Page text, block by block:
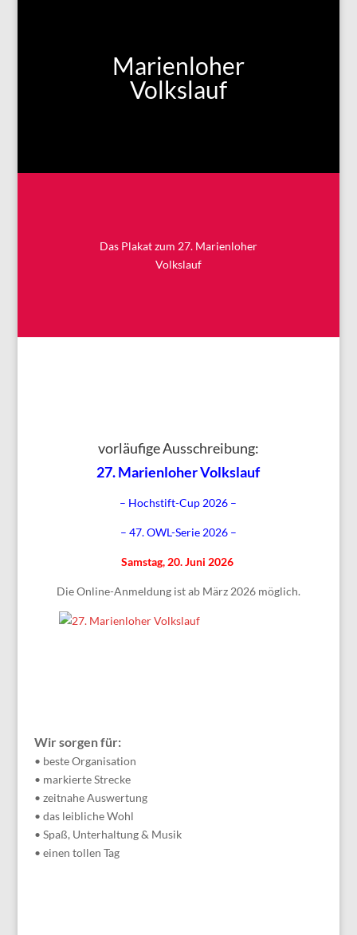
Marienloher
Volkslauf
Das Plakat zum 27. Marienloher
Volkslauf
vorläufige Ausschreibung:
27.Marienloher Volkslauf
– Hochstift-Cup 2026 –
– 47. OWL-Serie 2026 –
Samstag, 20. Juni 2026
Die Online-Anmeldung ist ab März 2026 möglich.
Wir sorgen für:
• beste Organisation
• markierte Strecke
• zeitnahe Auswertung
• das leibliche Wohl
• Spaß, Unterhaltung & Musik
• einen tollen Tag